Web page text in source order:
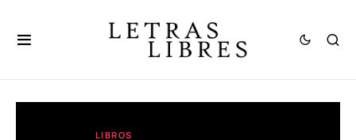
LIBROS